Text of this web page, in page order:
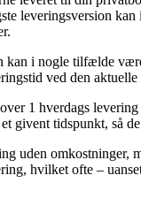
leveringsversion
i nogle tilfælde
ved den aktuelle
1 hverdags
givent tidspunkt, så
uden omkostninger,
hvilket ofte –